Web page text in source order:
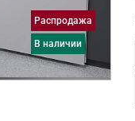
Распродажа
в наличии